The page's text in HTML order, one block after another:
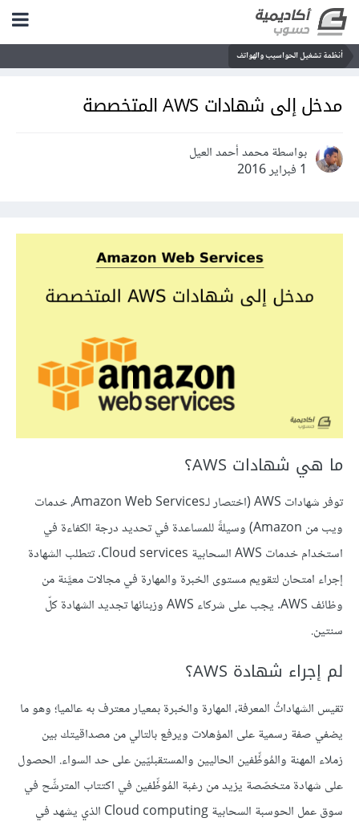
أنظمة تشغيل الحواسيب والهواتف
مدخل إلى شهادات AWS المتخصصة
بواسطة محمد أحمد العيل
1 فبراير 2016
ما هي شهادات AWS؟
توفر شهادات AWS (اختصار لـAmazon Web Services، خدمات
ويب من Amazon) وسيلةً للمساعدة في تحديد درجة الكفاءة في
استخدام خدمات AWS السحابية Cloud services. تتطلب الشهادة
إجراء امتحان لتقويم مستوى الخبرة والمهارة في مجالات معيَّنة من
وظائف AWS. يجب على شركاء AWS وزبنائها تجديد الشهادة كلّ
سنتين.
لم إجراء شهادة AWS؟
تقيس الشهاداتُ المعرفة، المهارة والخبرة بمعيار معترف به عالميا؛ وهو ما
يضفي صفة رسمية على المؤهلات ويرفع بالتالي من مصداقيتك بين
زملاء المهنة والمُوظِّفين الحاليين والمستقبليّين على حد السواء. الحصول
على شهادة متخصّصة يزيد من رغبة المُوظِّفين في اكتتاب المترشِّح في
سوق عمل الحوسبة السحابية Cloud computing الذي يشهد في